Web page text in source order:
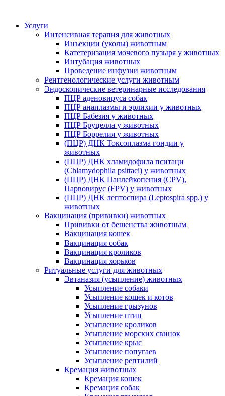
Услуги
Интенсивная терапия для животных
Инъекции (уколы) животным
Катетеризация мочевого пузыря у животных
Интубация животных
Проведение инфузии животным
Рентгенологические услуги животным
Эндоскопические ветеринарные исследования
ПЦР аденовируса собак
ПЦР анаплазмы и эрлихии у животных
ПЦР Бабезия у животных
ПЦР Бруцелла у животных
ПЦР Боррелия у животных
(ПЦР) ДНК Токсоплазма гондии у
животных
(ПЦР) ДНК хламидофила пситаци
(Chlamydophila psittaci) у животных
(ПЦР) ДНК Панлейкопения (CPV),
Парвовирус (FPV) у животных
(ПЦР) ДНК лептоспира (Leptospira spp.) у
животных
Вакцинация (прививки) животных
Прививки от бешенства животным
Вакцинация кошек
Вакцинация собак
Вакцинация кроликов
Вакцинация хорьков
Ритуальные услуги для животных
Эвтаназия (усыпление) животных
Усыпление собаки
Усыпление кошек и котов
Усыпление грызунов
Усыпление птиц
Усыпление кроликов
Усыпление морских свинок
Усыпление крыс
Усыпление попугаев
Усыпление рептилий
Кремация животных
Кремация кошек
Кремация собак